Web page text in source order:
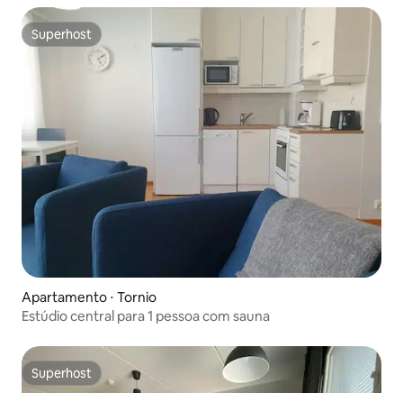
Superhost
Superhost
Apartamento ⋅ Tornio
Estúdio central para 1 pessoa com sauna
Superhost
Superhost